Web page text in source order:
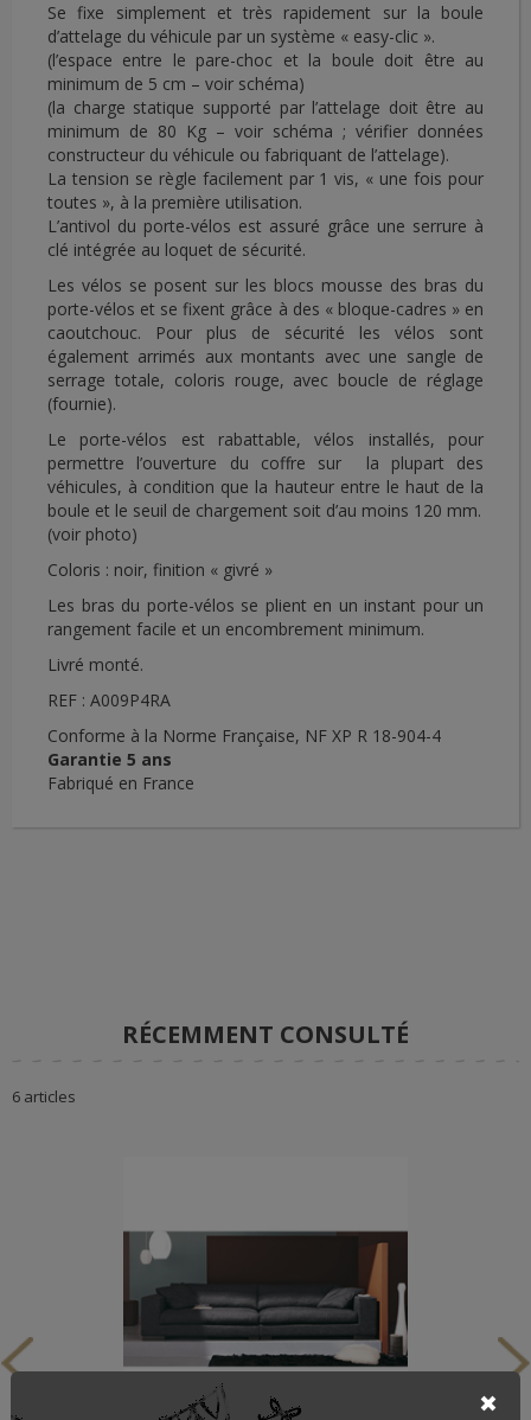
Se fixe simplement et très rapidement sur la boule
d’attelage du véhicule par un système « easy-clic ».
(l’espace entre le pare-choc et la boule doit être au
minimum de 5 cm – voir schéma)
(la charge statique supporté par l’attelage doit être au
minimum de 80 Kg – voir schéma ; vérifier données
constructeur du véhicule ou fabriquant de l’attelage).
La tension se règle facilement par 1 vis, « une fois pour
toutes », à la première utilisation.
L’antivol du porte-vélos est assuré grâce une serrure à
clé intégrée au loquet de sécurité.
Les vélos se posent sur les blocs mousse des bras du
porte-vélos et se fixent grâce à des « bloque-cadres » en
caoutchouc. Pour plus de sécurité les vélos sont
également arrimés aux montants avec une sangle de
serrage totale, coloris rouge, avec boucle de réglage
(fournie).
Le porte-vélos est rabattable, vélos installés, pour
permettre l’ouverture du coffre sur la plupart des
véhicules, à condition que la hauteur entre le haut de la
boule et le seuil de chargement soit d’au moins 120 mm.
(voir photo)
Coloris : noir, finition « givré »
Les bras du porte-vélos se plient en un instant pour un
rangement facile et un encombrement minimum.
Livré monté.
REF : A009P4RA
Conforme à la Norme Française, NF XP R 18-904-4
Garantie 5 ans
Fabriqué en France
RÉCEMMENT CONSULTÉ
6 articles